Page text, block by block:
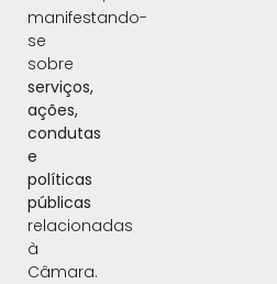
manifestando-
se
sobre
serviços,
ações,
condutas
e
políticas
públicas
relacionadas
à
Câmara.